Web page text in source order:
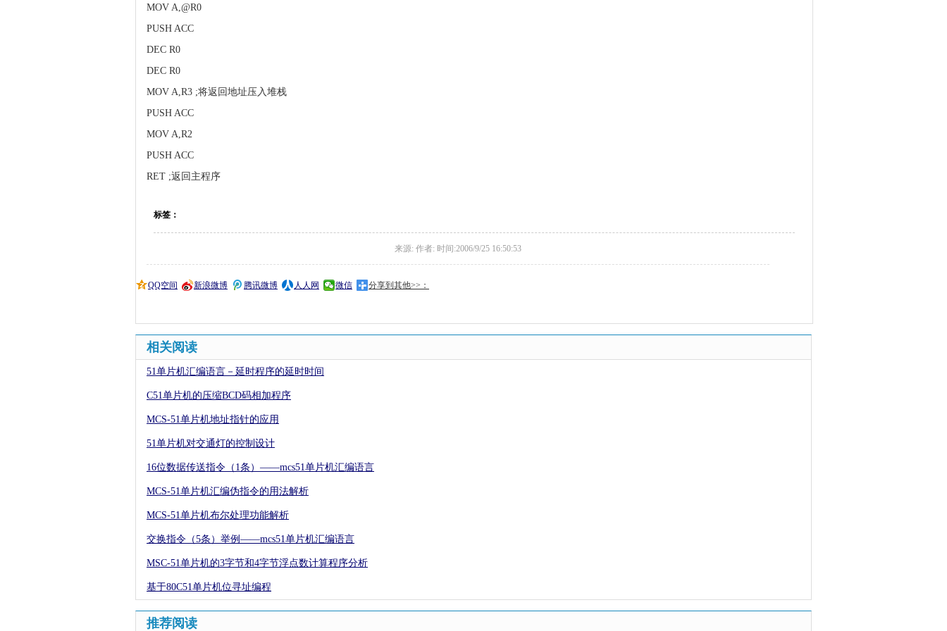
MOV A,@R0
PUSH ACC
DEC R0
DEC R0
MOV A,R3 ;将返回地址压入堆栈
PUSH ACC
MOV A,R2
PUSH ACC
RET ;返回主程序
标签：
来源: 作者: 时间:2006/9/25 16:50:53
QQ空间 新浪微博 腾讯微博 人人网 微信 分享到其他>>：
相关阅读
51单片机汇编语言－延时程序的延时时间
C51单片机的压缩BCD码相加程序
MCS-51单片机地址指针的应用
51单片机对交通灯的控制设计
16位数据传送指令（1条）——mcs51单片机汇编语言
MCS-51单片机汇编伪指令的用法解析
MCS-51单片机布尔处理功能解析
交换指令（5条）举例——mcs51单片机汇编语言
MSC-51单片机的3字节和4字节浮点数计算程序分析
基于80C51单片机位寻址编程
推荐阅读